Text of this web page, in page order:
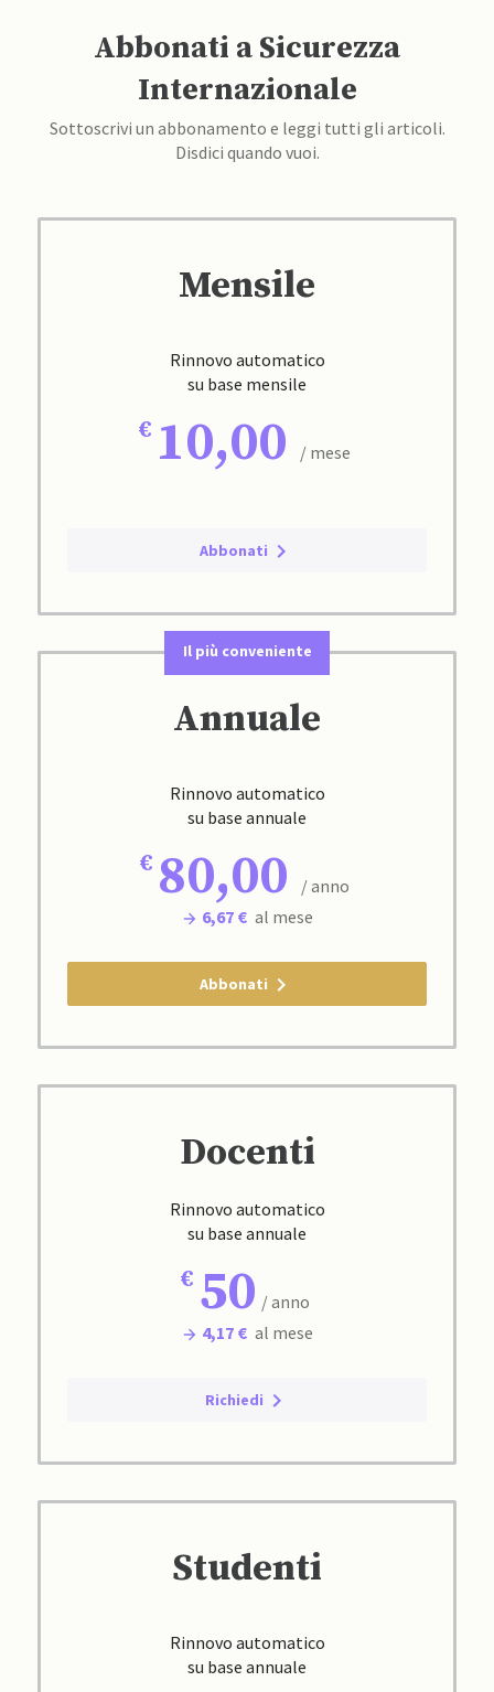
Abbonati a Sicurezza
Internazionale
Sottoscrivi un abbonamento e leggi tutti gli articoli.
Disdici quando vuoi.
Mensile
Rinnovo automatico
su base mensile
10,00 / mese
Abbonati
Il più conveniente
Annuale
Rinnovo automatico
su base annuale
80,00
/ anno
6,67 € al mese
Abbonati
Docenti
Rinnovo automatico
su base annuale
50 / anno
4,17 € al mese
Richiedi
Studenti
Rinnovo automatico
su base annuale